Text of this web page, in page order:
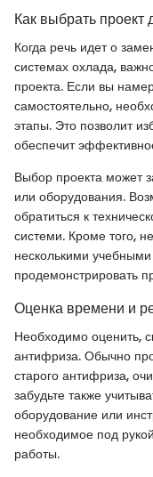
Как выбрать проект
Когда речь идет о
системах охлада,
проекта. Если вы
самостоятельно,
этапы. Это позволит
обеспечит
Выбор проекта может
или оборудования.
обратиться к
системи. Кроме того,
несколькими
продемонстрировать
Оценка времени и
Необходимо оценить,
антифриза. Обычно
старого антифриза,
забудьте также
оборудование или
необходимое под
работы.